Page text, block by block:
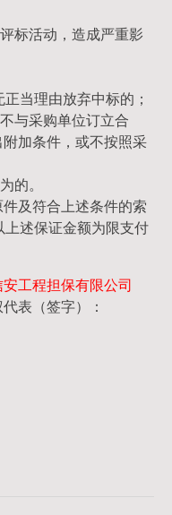
标活动，造成严重影
当理由放弃中标的；
与采购单位订立合
加条件，或不按照采
的。
及符合上述条件的索
述保证金额为限支付
工程担保有限公司
表（签字）：